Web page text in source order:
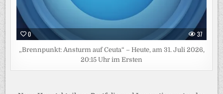
0 37
„Brennpunkt: Ansturm auf Ceuta“ – Heute, am 31. Juli 2026,
20:15 Uhr im Ersten